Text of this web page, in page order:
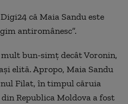
că Maia Sandu este
antiromânesc”.
bun-simț decât Voronin,
elită. Apropo, Maia Sandu
Filat, în timpul căruia
Republica Moldova a fost